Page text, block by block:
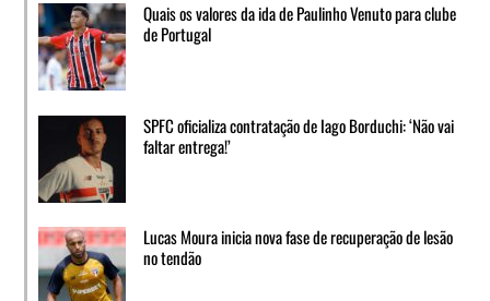
Quais os valores da ida de Paulinho Venuto para clube
de Portugal
SPFC oficializa contratação de Iago Borduchi: ‘Não vai
faltar entrega!’
Lucas Moura inicia nova fase de recuperação de lesão
no tendão